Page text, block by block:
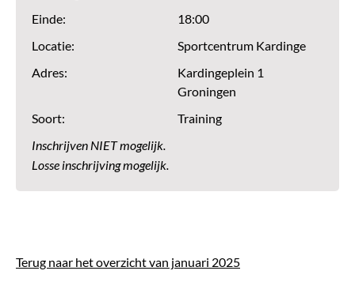
Einde:
18:00
Locatie:
Sportcentrum Kardinge
Adres:
Kardingeplein 1
Groningen
Soort:
Training
Inschrijven NIET mogelijk.
Losse inschrijving mogelijk.
Terug naar het overzicht van januari 2025